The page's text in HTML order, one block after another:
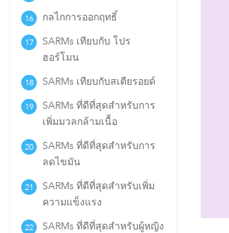
กลไกการออกฤทธิ์
SARMs เทียบกับ โปร
ฮอร์โมน
SARMs เทียบกับสเตียรอยด์
SARMs ที่ดีที่สุดสำหรับการ
เพิ่มมวลกล้ามเนื้อ
SARMs ที่ดีที่สุดสำหรับการ
ลดไขมัน
SARMs ที่ดีที่สุดสำหรับเพิ่ม
ความแข็งแรง
SARMs ที่ดีที่สุดสำหรับผู้หญิง